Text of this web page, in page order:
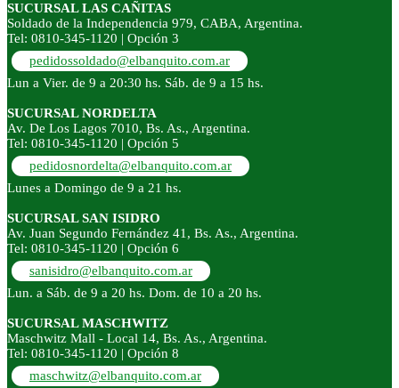
SUCURSAL LAS CAÑITAS
Soldado de la Independencia 979, CABA, Argentina.
Tel: 0810-345-1120 | Opción 3
pedidossoldado@elbanquito.com.ar
Lun a Vier. de 9 a 20:30 hs. Sáb. de 9 a 15 hs.
SUCURSAL NORDELTA
Av. De Los Lagos 7010, Bs. As., Argentina.
Tel: 0810-345-1120 | Opción 5
pedidosnordelta@elbanquito.com.ar
Lunes a Domingo de 9 a 21 hs.
SUCURSAL SAN ISIDRO
Av. Juan Segundo Fernández 41, Bs. As., Argentina.
Tel: 0810-345-1120 | Opción 6
sanisidro@elbanquito.com.ar
Lun. a Sáb. de 9 a 20 hs. Dom. de 10 a 20 hs.
SUCURSAL MASCHWITZ
Maschwitz Mall - Local 14, Bs. As., Argentina.
Tel: 0810-345-1120 | Opción 8
maschwitz@elbanquito.com.ar